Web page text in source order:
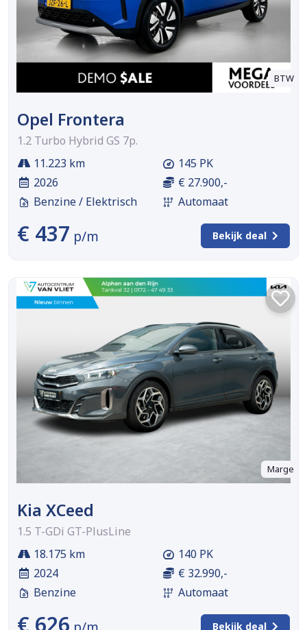
BTW
Opel Frontera
1.2 Turbo Hybrid GS 7p.
11.223 km
2026
Benzine / Elektrisch
145 PK
€ 27.900,-
Automaat
€ 437 p/m Bekijk deal
Marge
Kia XCeed
1.5 T-GDi GT-PlusLine
18.175 km
2024
Benzine
140 PK
€ 32.990,-
Automaat
€ 626 Bekijk deal